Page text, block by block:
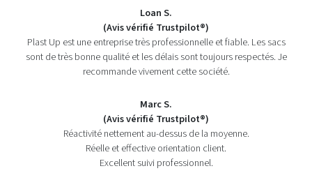
Loan S.
(Avis vérifié Trustpilot®)
Plast Up est une entreprise très professionnelle et fiable. Les sacs
sont de très bonne qualité et les délais sont toujours respectés. Je
recommande vivement cette société.
Marc S.
(Avis vérifié Trustpilot®)
Réactivité nettement au-dessus de la moyenne.
Réelle et effective orientation client.
Excellent suivi professionnel.